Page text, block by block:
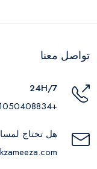
تواصل معنا
24H/7
+201050408834
هل تحتاج